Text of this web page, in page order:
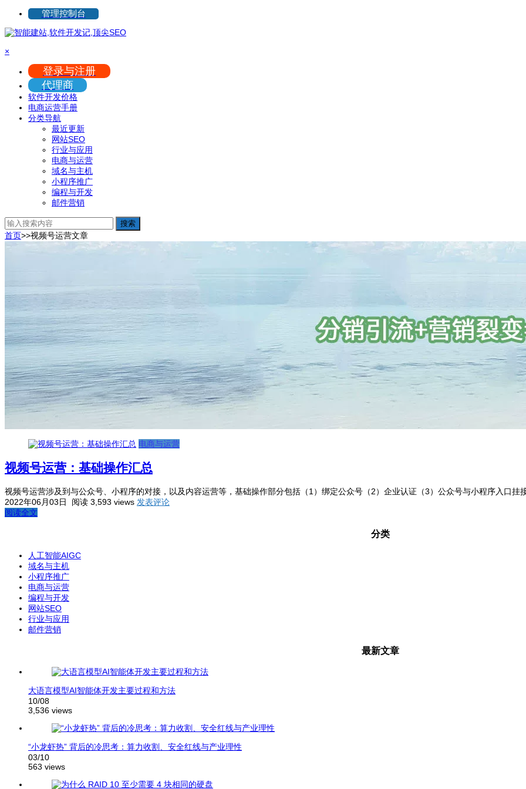
管理控制台
×
登录与注册
代理商
软件开发价格
电商运营手册
分类导航
最近更新
网站SEO
行业与应用
电商与运营
域名与主机
小程序推广
编程与开发
邮件营销
搜索
首页>>视频号运营文章
电商与运营
视频号运营：基础操作汇总
视频号运营涉及到与公众号、小程序的对接，以及内容运营等，基础操作部分包括（1）绑定公众号（2）企业认证（3）公众号与小程序入口挂
2022年06月03日
阅读 3,593 views 发表评论
阅读全文
分类
人工智能AIGC
域名与主机
小程序推广
电商与运营
编程与开发
网站SEO
行业与应用
邮件营销
最新文章
大语言模型AI智能体开发主要过程和方法
10/08
3,536 views
“小龙虾热” 背后的冷思考：算力收割、安全红线与产业理性
03/10
563 views